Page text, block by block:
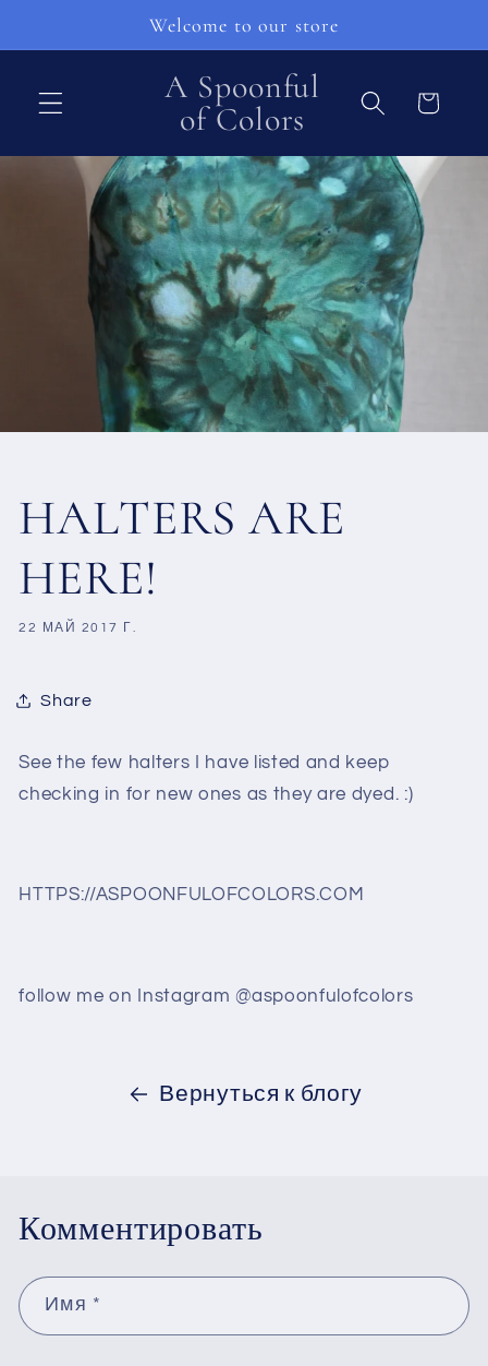
контенту
Welcome to our store
A Spoonful
of Colors
Корзина
HALTERS ARE
HERE!
22 МАЙ 2017 Г.
Share
See the few halters I have listed and keep
checking in for new ones as they are dyed. :)
HTTPS://ASPOONFULOFCOLORS.COM
follow me on Instagram @aspoonfulofcolors
Вернуться к блогу
Комментировать
Имя *